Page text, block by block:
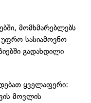
მომხმარებლებს
უფრო სასიამოვნო
გადახდილი
ყველაფერი:
მოვლის